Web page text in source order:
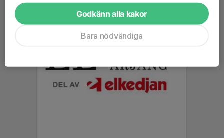
Godkänn alla kakor
Bara nödvändiga